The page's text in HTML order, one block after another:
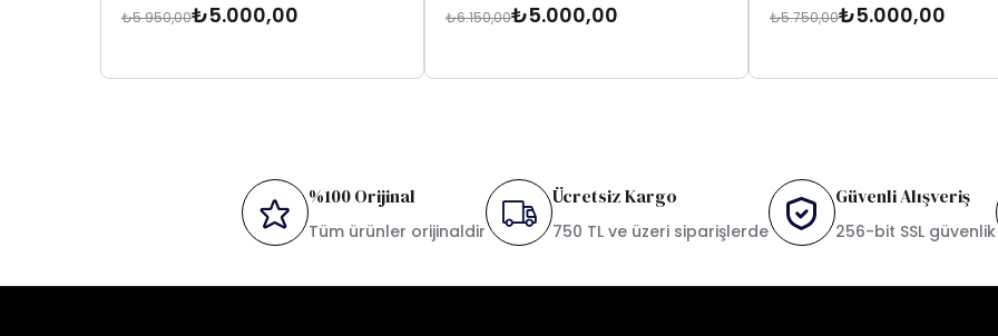
₺5.950,00₺5.000,00 ₺6.150,00₺5.000,00 ₺5.750,00₺5.000,00
%100 Orijinal
Tüm ürünler orijinaldir
Ücretsiz Kargo
750 TL ve üzeri siparişlerde
Güvenli Alışveriş
256-bit SSL güvenlik